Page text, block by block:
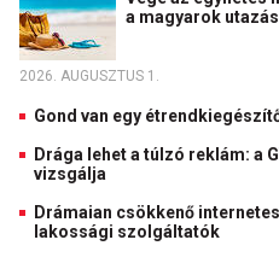
a magyarok
2026. AUGUSZTUS 1.
Gond van egy
Drága lehet a túlzó reklám: a
vizsgálja
Drámaian csökkenő
lakossági szolgáltatók